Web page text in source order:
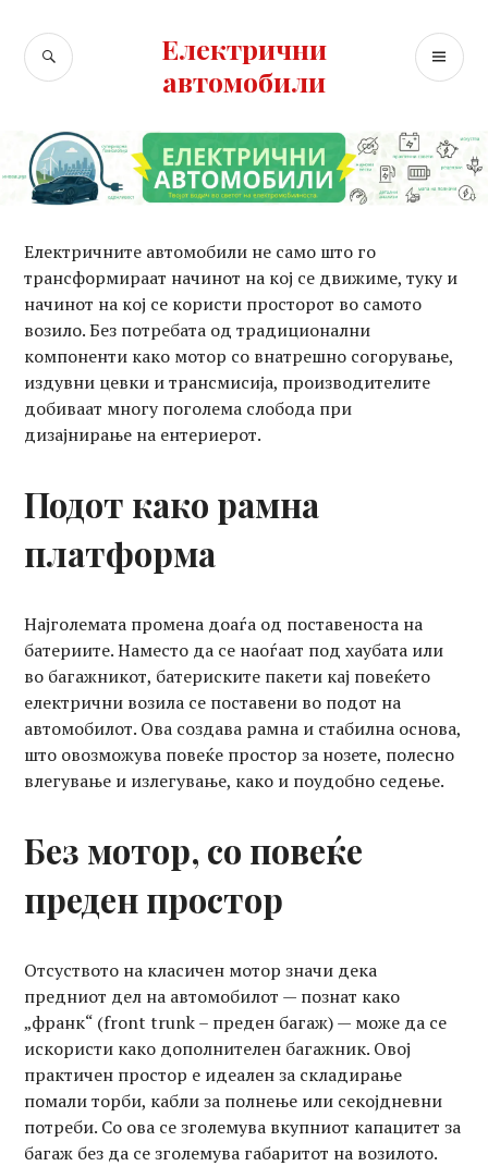
content
Електрични
автомобили
SEARCH
Електричните автомобили не само што го
трансформираат начинот на кој се движиме, туку и
начинот на кој се користи просторот во самото
возило. Без потребата од традиционални
компоненти како мотор со внатрешно согорување,
издувни цевки и трансмисија, производителите
добиваат многу поголема слобода при
дизајнирање на ентериерот.
Подот како рамна
платформа
Најголемата промена доаѓа од поставеноста на
батериите. Наместо да се наоѓаат под хаубата или
во багажникот, батериските пакети кај повеќето
електрични возила се поставени во подот на
автомобилот. Ова создава рамна и стабилна основа,
што овозможува повеќе простор за нозете, полесно
влегување и излегување, како и поудобно седење.
Без мотор, со повеќе
преден простор
Отсуството на класичен мотор значи дека
предниот дел на автомобилот — познат како
„франк“ (front trunk – преден багаж) — може да се
искористи како дополнителен багажник. Овој
практичен простор е идеален за складирање
помали торби, кабли за полнење или секојдневни
потреби. Со ова се зголемува вкупниот капацитет за
багаж без да се зголемува габаритот на возилото.